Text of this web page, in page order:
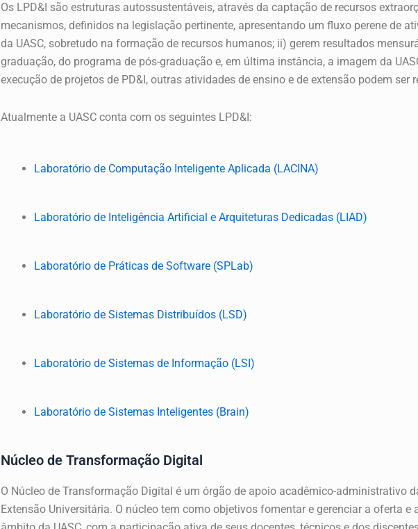
Os LPD&I são estruturas autossustentáveis, através da captação de recursos
mecanismos, definidos na legislação pertinente, apresentando um fluxo perene de
da UASC, sobretudo na formação de recursos humanos; ii) gerem resultados
graduação, do programa de pós-graduação e, em última instância, a imagem da
execução de projetos de PD&I, outras atividades de ensino e de extensão podem
Atualmente a UASC conta com os seguintes LPD&I:
Laboratório de Computação Inteligente Aplicada (LACINA)
Laboratório de Inteligência Artificial e Arquiteturas Dedicadas (LIAD)
Laboratório de Práticas de Software (SPLab)
Laboratório de Sistemas Distribuídos (LSD)
Laboratório de Sistemas de Informação (LSI)
Laboratório de Sistemas Inteligentes (Brain)
Núcleo de Transformação Digital
O Núcleo de Transformação Digital é um órgão de apoio acadêmico-administrativo
Extensão Universitária. O núcleo tem como objetivos fomentar e gerenciar a oferta